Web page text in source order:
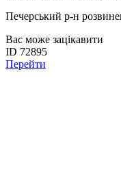
Печерський р-н
Вас може зацікавити
ID 72895
Перейти